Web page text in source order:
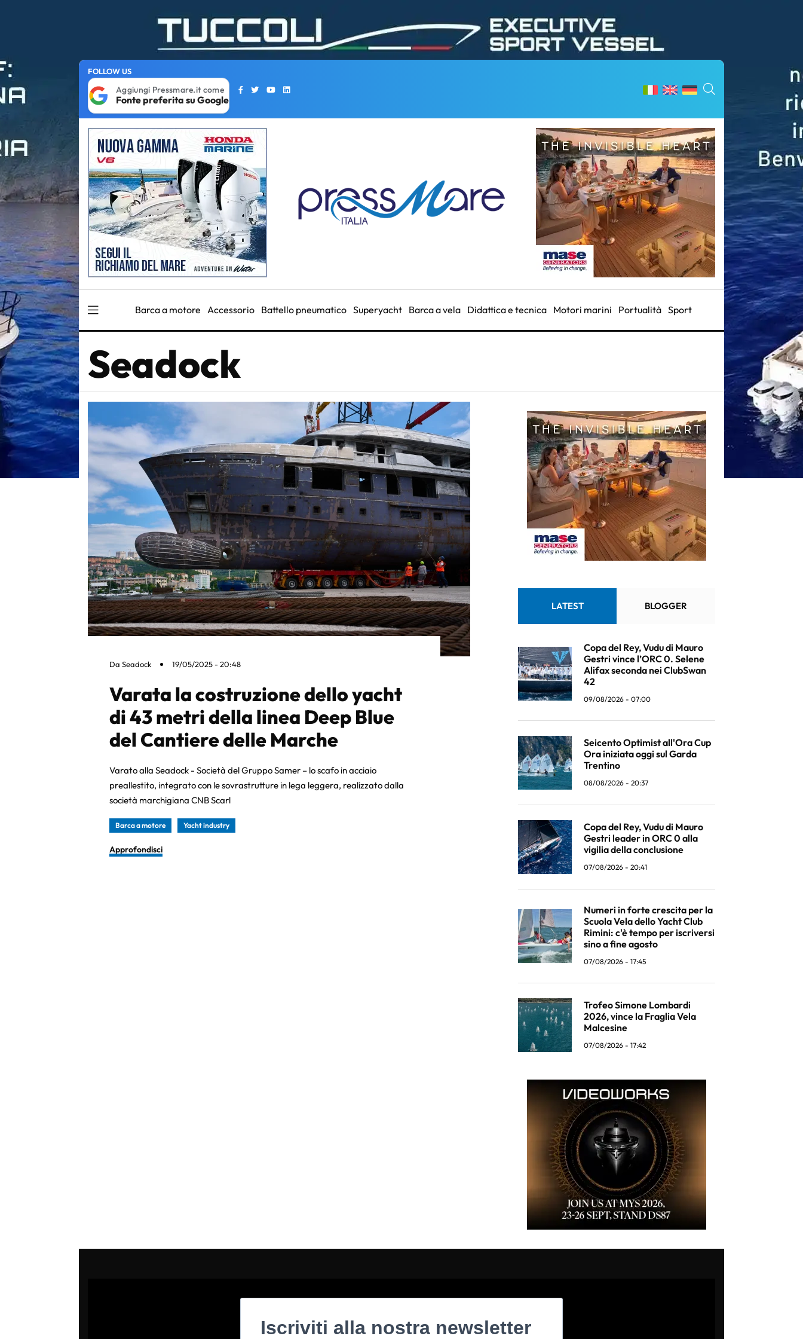
FOLLOW US
Aggiungi Pressmare.it come
Fonte preferita su Google
Barca a motore Accessorio Battello pneumatico Superyacht Barca a vela Didattica e tecnica Motori marini Portualità Sport
Seadock
Da Seadock 19/05/2025 - 20:48
Varata la costruzione dello yacht
di 43 metri della linea Deep Blue
del Cantiere delle Marche
Varato alla Seadock - Società del Gruppo Samer – lo scafo in acciaio
preallestito, integrato con le sovrastrutture in lega leggera, realizzato dalla
società marchigiana CNB Scarl
Barca a motore Yacht industry
Approfondisci
LATEST BLOGGER
Copa del Rey, Vudu di Mauro
Gestri vince l’ORC 0. Selene
Alifax seconda nei ClubSwan
42
09/08/2026 - 07:00
Seicento Optimist all'Ora Cup
Ora iniziata oggi sul Garda
Trentino
08/08/2026 - 20:37
Copa del Rey, Vudu di Mauro
Gestri leader in ORC 0 alla
vigilia della conclusione
07/08/2026 - 20:41
Numeri in forte crescita per la
Scuola Vela dello Yacht Club
Rimini: c'è tempo per iscriversi
sino a fine agosto
07/08/2026 - 17:45
Trofeo Simone Lombardi
2026, vince la Fraglia Vela
Malcesine
07/08/2026 - 17:42
Iscriviti alla nostra newsletter